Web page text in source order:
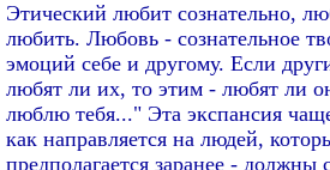
Этический любит сознательно,
любить. Любовь - сознательное
эмоций себе и другому. Если
любят ли их, то этим - любят ли
люблю тебя..." Эта экспансия
как направляется на людей,
предполагается заранее - должны